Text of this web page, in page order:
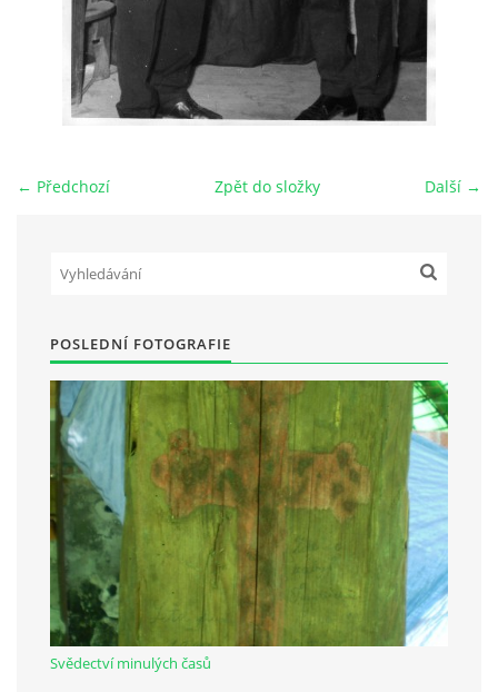
HRY DO ROKU 1973
MÍSTO PRO VAŠE VZKAZY!!
Občanská vzdělávací jednota "Komenský" v Choceradech z.s.
257 24 Chocerady
IČ: 498 28 614
Kontaktní osoba:
Mgr. Miroslava Cinkeisová
723 967 851
Mirkaci@email.cz
© 2026 eStránky.cz RSS
← Předchozí Další →
Zpět do složky
POSLEDNÍ FOTOGRAFIE
Svědectví minulých časů